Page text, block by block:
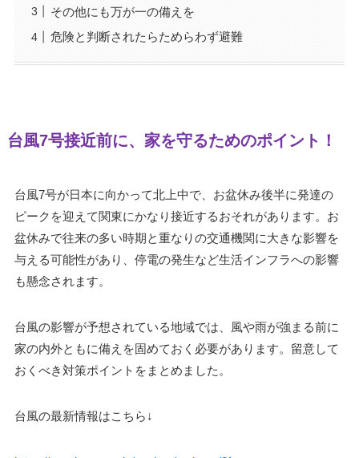
その他にも万が一の備えを
危険と判断されたらためらわず避難
台風7号接近前に、家を守るためのポイント！
台風7号が日本に向かって北上中で、お盆休み後半に発達の
ピークを迎えて関東にかなり接近するおそれがあります。お
盆休みで往来の多い時期と重なりの交通機関に大きな影響を
与える可能性があり、停電の発生など生活インフラへの影響
も懸念されます。
台風の影響が予想されている地域では、風や雨が強まる前に
家の内外ともに備えを固めておく必要があります。留意して
おくべき対策ポイントをまとめました。
台風の最新情報はこちら↓